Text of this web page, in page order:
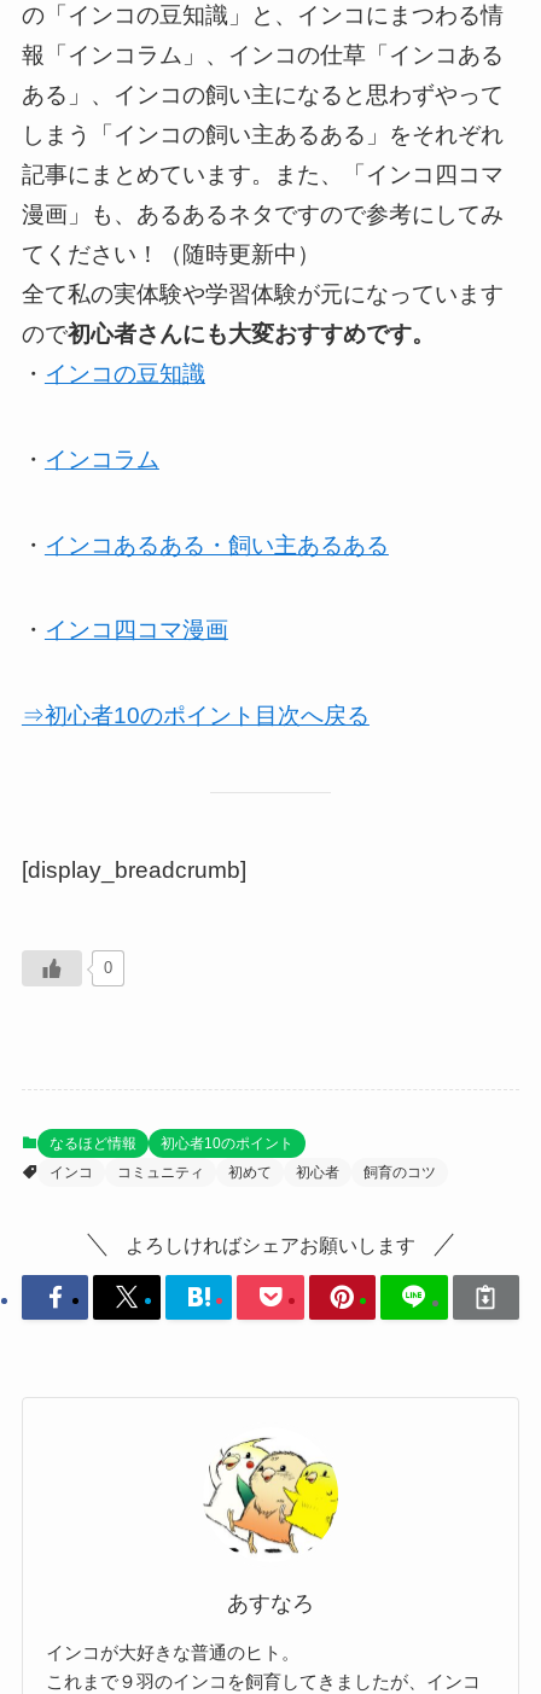
の「インコの豆知識」と、インコにまつわる情
報「インコラム」、インコの仕草「インコある
ある」、インコの飼い主になると思わずやって
しまう「インコの飼い主あるある」をそれぞれ
記事にまとめています。また、「インコ四コマ
漫画」も、あるあるネタですので参考にしてみ
てください！（随時更新中）
全て私の実体験や学習体験が元になっています
ので初心者さんにも大変おすすめです。
・ インコの豆知識
・ インコラム
・ インコあるある・飼い主あるある
・ インコ四コマ漫画
⇒初心者10のポイント目次へ戻る
[display_breadcrumb]
0
なるほど情報
初心者10のポイント
インコ
コミュニティ 初めて 初心者 飼育のコツ
よろしければシェアお願いします
あすなろ
インコが大好きな普通のヒト。
これまで９羽のインコを飼育してきましたが、インコ